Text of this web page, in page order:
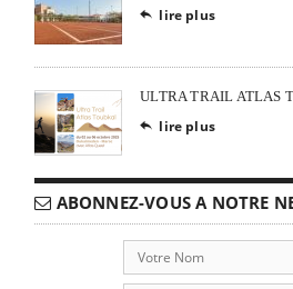
 lire plus
ULTRA TRAIL ATLAS
 lire plus
ABONNEZ-VOUS A NOTRE